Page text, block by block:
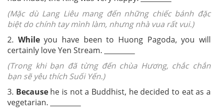
(Mặc dù Lang Liêu mang đến những chiếc bánh đặc
biệt do chính tay mình làm, nhưng nhà vua rất vui.)
2. Whileyou have been to Huong Pagoda, you will
certainly love Yen Stream. _________
(Trong khi bạn đã từng đến chùa Hương, chắc chắn
bạn sẽ yêu thích Suối Yến.)
3. Becausehe is not a Buddhist, he decided to eat as a
vegetarian. _________